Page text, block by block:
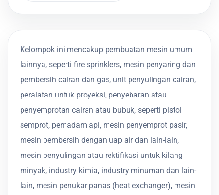
Kelompok ini mencakup pembuatan mesin umum
lainnya, seperti fire sprinklers, mesin penyaring dan
pembersih cairan dan gas, unit penyulingan cairan,
peralatan untuk proyeksi, penyebaran atau
penyemprotan cairan atau bubuk, seperti pistol
semprot, pemadam api, mesin penyemprot pasir,
mesin pembersih dengan uap air dan lain-lain,
mesin penyulingan atau rektifikasi untuk kilang
minyak, industry kimia, industry minuman dan lain-
lain, mesin penukar panas (heat exchanger), mesin